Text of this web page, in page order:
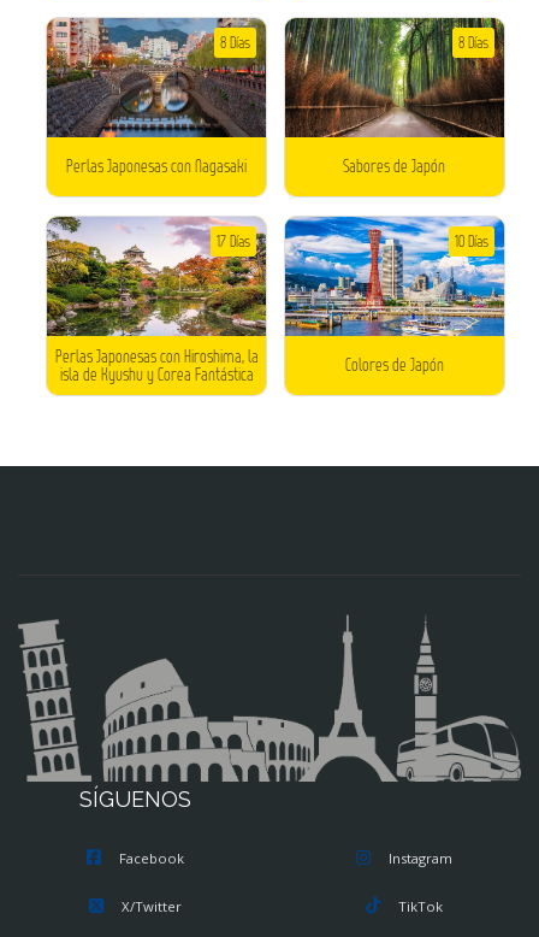
Perlas Japonesas con Nagasaki
8 Días
Sabores de Japón
8 Días
Perlas Japonesas con Hiroshima, la
isla de Kyushu y Corea Fantástica
17 Días
Colores de Japón
10 Días
SÍGUENOS
Facebook
X/Twitter
Instagram
TikTok